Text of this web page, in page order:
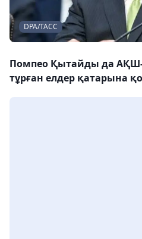
DPA/ТАСС
Помпео Қытайды да АҚШ-
тұрған елдер қатарына